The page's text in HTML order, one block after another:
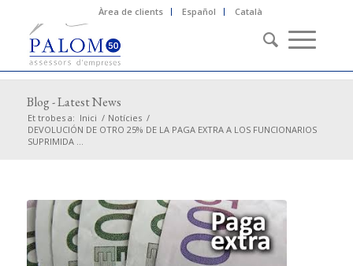
Àrea de clients Español Català
Blog - Latest News
Et trobes a: Inici / Notícies /
DEVOLUCIÓN DE OTRO 25% DE LA PAGA EXTRA A LOS FUNCIONARIOS
SUPRIMIDA ...